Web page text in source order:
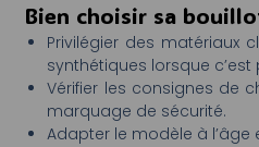
Bien choisir sa
Privilégier des matériaux
synthétiques lorsque c’est
Vérifier les consignes de
marquage de sécurité.
Adapter le modèle à l’âge